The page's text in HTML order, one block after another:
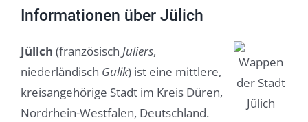
Informationen über Jülich
Jülich (französisch Juliers,
niederländisch Gulik) ist eine mittlere,
kreisangehörige Stadt im Kreis Düren,
Nordrhein-Westfalen, Deutschland.